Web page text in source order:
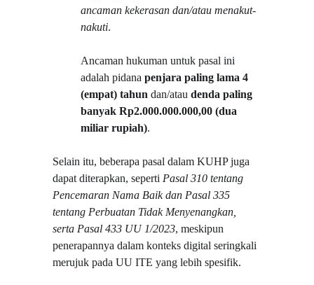
ancaman kekerasan dan/atau menakut-
nakuti.
Ancaman hukuman untuk pasal ini
adalah pidana penjara paling lama 4
(empat) tahun dan/atau denda paling
banyak Rp2.000.000.000,00 (dua
miliar rupiah).
Selain itu, beberapa pasal dalam KUHP juga
dapat diterapkan, seperti Pasal 310 tentang
Pencemaran Nama Baik dan Pasal 335
tentang Perbuatan Tidak Menyenangkan,
serta Pasal 433 UU 1/2023, meskipun
penerapannya dalam konteks digital seringkali
merujuk pada UU ITE yang lebih spesifik.